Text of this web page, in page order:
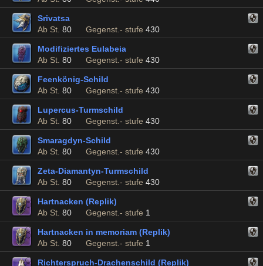
Srivatsa
Ab St. 80 Gegenst.- stufe 430
Modifiziertes Eulabeia
Ab St. 80 Gegenst.- stufe 430
Feenkönig-Schild
Ab St. 80 Gegenst.- stufe 430
Lupercus-Turmschild
Ab St. 80 Gegenst.- stufe 430
Smaragdyn-Schild
Ab St. 80 Gegenst.- stufe 430
Zeta-Diamantyn-Turmschild
Ab St. 80 Gegenst.- stufe 430
Hartnacken (Replik)
Ab St. 80 Gegenst.- stufe 1
Hartnacken in memoriam (Replik)
Ab St. 80 Gegenst.- stufe 1
Richterspruch-Drachenschild (Replik)